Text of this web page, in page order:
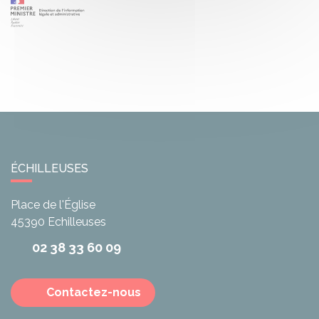
ÉCHILLEUSES
Place de l'Église
45390 Echilleuses
02 38 33 60 09
Contactez-nous